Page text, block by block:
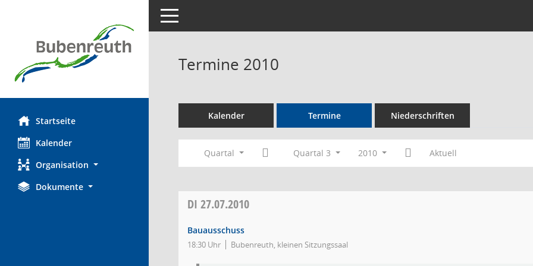
Startseite
Kalender
Organisation
Dokumente
Toggle navigation
Termine 2010
Kalender Termine Niederschriften
Quartal Quartal 3 2010 Aktuell
DI 27.07.2010
Bauausschuss
18:30 Uhr Bubenreuth, kleinen Sitzungssaal